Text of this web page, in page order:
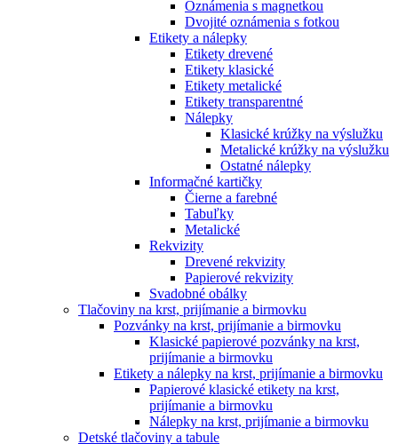
Oznámenia s magnetkou
Dvojité oznámenia s fotkou
Etikety a nálepky
Etikety drevené
Etikety klasické
Etikety metalické
Etikety transparentné
Nálepky
Klasické krúžky na výslužku
Metalické krúžky na výslužku
Ostatné nálepky
Informačné kartičky
Čierne a farebné
Tabuľky
Metalické
Rekvizity
Drevené rekvizity
Papierové rekvizity
Svadobné obálky
Tlačoviny na krst, prijímanie a birmovku
Pozvánky na krst, prijímanie a birmovku
Klasické papierové pozvánky na krst,
prijímanie a birmovku
Etikety a nálepky na krst, prijímanie a birmovku
Papierové klasické etikety na krst,
prijímanie a birmovku
Nálepky na krst, prijímanie a birmovku
Detské tlačoviny a tabule